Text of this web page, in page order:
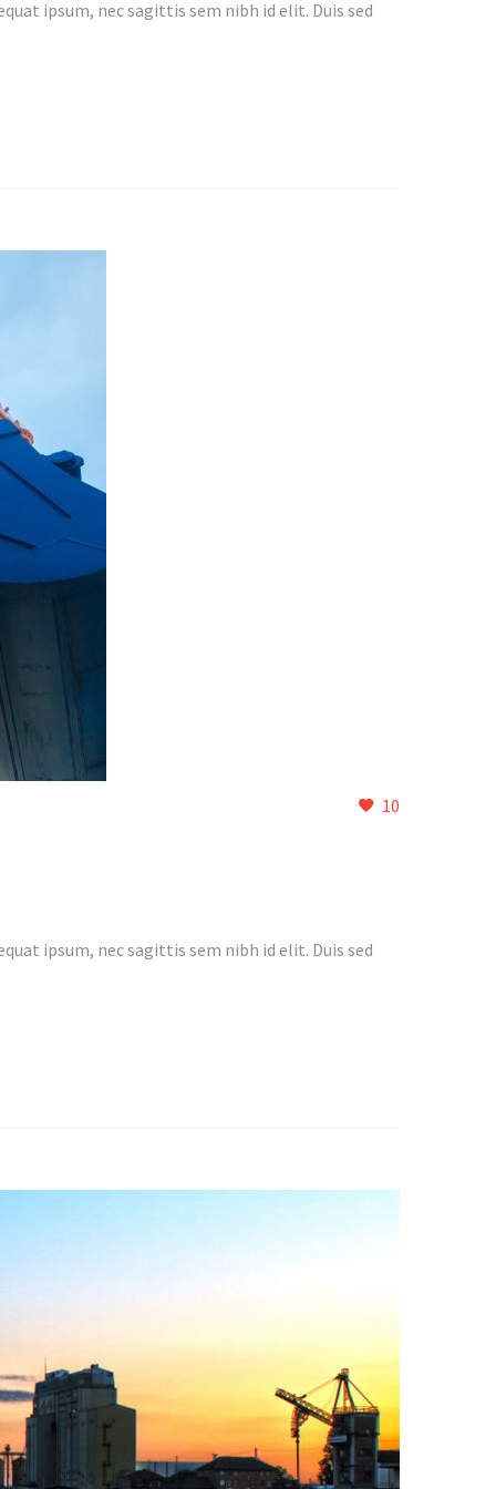
ipsum, nec sagittis sem nibh id elit. Duis sed
10
ipsum, nec sagittis sem nibh id elit. Duis sed